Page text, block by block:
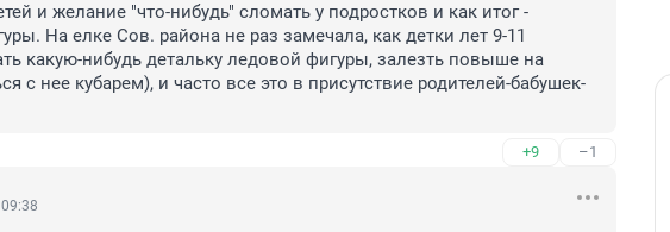
и желание "что-нибудь" сломать у подростков и как итог -
На елке Сов. района не раз замечала, как детки лет 9-11
какую-нибудь детальку ледовой фигуры, залезть повыше на
с нее кубарем), и часто все это в присутствие родителей-бабушек-
+9 –1